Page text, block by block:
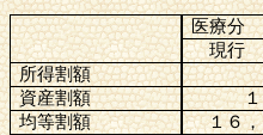
医療分
現行
所得割額
資産割額
均等割額
１６